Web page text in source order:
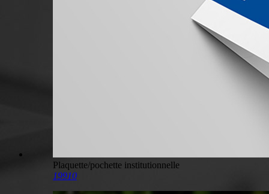
Plaquette/pochette institutionnelle
19910